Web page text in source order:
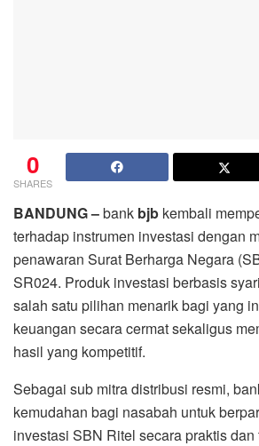
0
SHARES
BANDUNG –bank bjb kembali
terhadap instrumen investasi dengan
penawaran Surat Berharga Negara
SR024. Produk investasi berbasis
salah satu pilihan menarik bagi yang
keuangan secara cermat sekaligus
hasil yang kompetitif.
Sebagai sub mitra distribusi resmi,
kemudahan bagi nasabah untuk
investasi SBN Ritel secara praktis dan